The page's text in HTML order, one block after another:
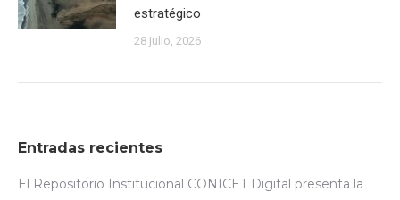
estratégico
28 julio, 2026
Entradas recientes
El Repositorio Institucional CONICET Digital presenta la